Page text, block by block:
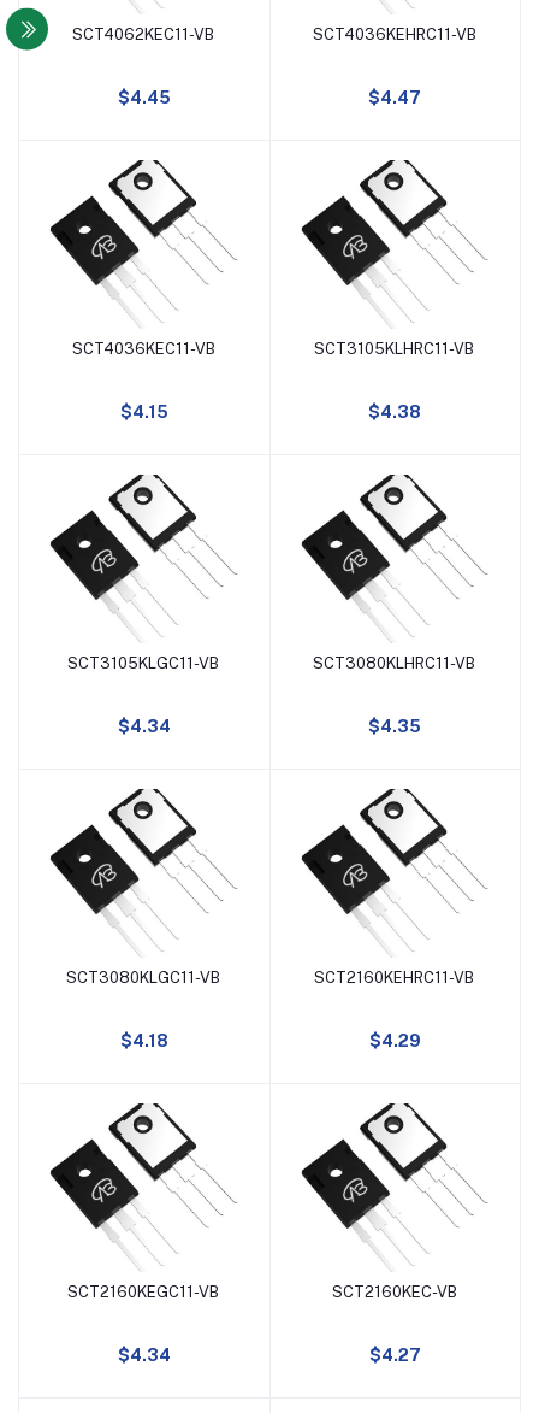
-40A
280A
270A
5.5A
-8.8A
-12A
-11.6A
-4A
-3.1A
-15A
14A
8.5A
1.8V
-37A
-23A
55A
添加到购物车
SCT4062KEC11-VB
$4.45
添加到购物车
SCT4036KEHRC11-VB
$4.47
添加到购物车
SCT4036KEC11-VB
$4.15
添加到购物车
SCT3105KLHRC11-VB
$4.38
添加到购物车
SCT3105KLGC11-VB
$4.34
添加到购物车
SCT3080KLHRC11-VB
$4.35
添加到购物车
SCT3080KLGC11-VB
$4.18
添加到购物车
SCT2160KEHRC11-VB
$4.29
添加到购物车
SCT2160KEGC11-VB
$4.34
添加到购物车
SCT2160KEC-VB
$4.27